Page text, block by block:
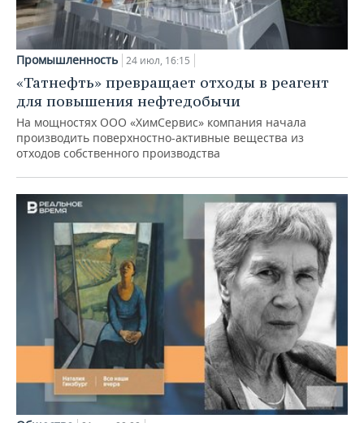
Промышленность 24 июл, 16:15
«Татнефть» превращает отходы в реагент
для повышения нефтедобычи
На мощностях ООО «ХимСервис» компания начала
производить поверхностно-активные вещества из
отходов собственного производства